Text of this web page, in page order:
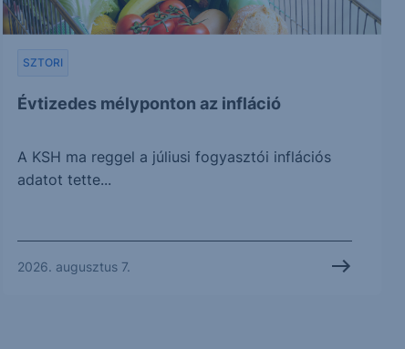
Évtizedes mélyponton az infláció
SZTORI
A KSH ma reggel a júliusi fogyasztói inflációs
adatot tette...
2026. augusztus 7.